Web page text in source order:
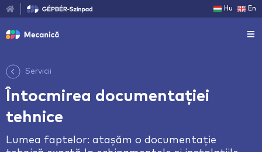
Hu En
Servicii
Întocmirea documentației
tehnice
Lumea faptelor: atașăm o documentație